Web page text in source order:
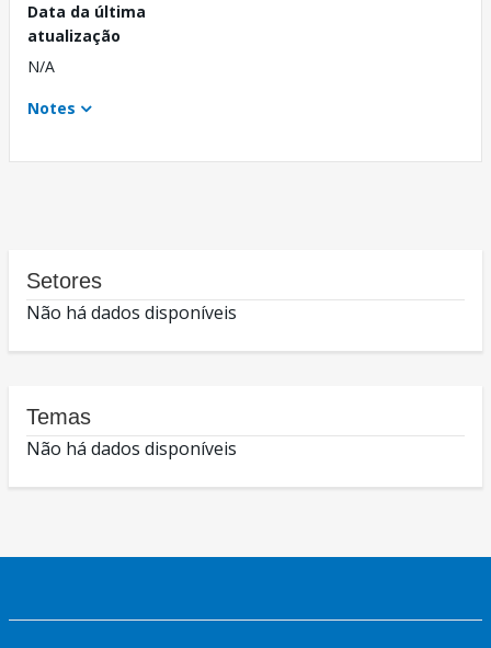
Data da última
atualização
N/A
Notes
Setores
Não há dados disponíveis
Temas
Não há dados disponíveis